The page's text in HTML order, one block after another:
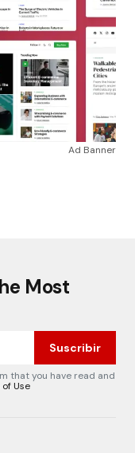
Ad Banner
Most
Suscribir
that you have read and
Use